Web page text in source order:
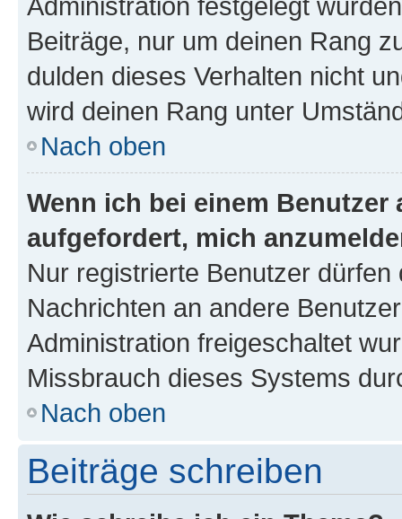
Beiträge, nur um deinen Rang
dulden dieses Verhalten nicht
wird deinen Rang unter
Nach oben
Wenn ich bei einem
aufgefordert, mich
Nur registrierte Benutzer
Nachrichten an andere
Administration freigeschaltet
Missbrauch dieses Systems
Nach oben
Beiträge schreiben